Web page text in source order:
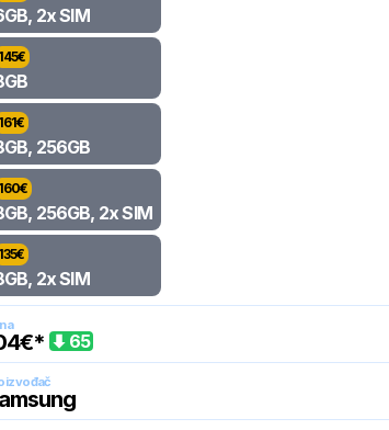
2x SIM
145€
161€
256GB
160€
256GB, 2x SIM
135€
2x SIM
€* 65